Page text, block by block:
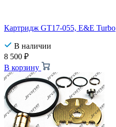
Картридж GT17-055, E&E Turbo
В наличии
8 500 ₽
В корзину